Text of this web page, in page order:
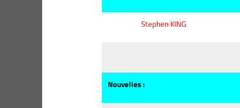
Stephen KING
Nouvelles :